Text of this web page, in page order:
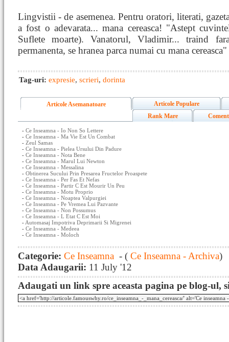
Lingvistii - de asemenea. Pentru oratori, literati,
a fost o adevarata... mana cereasca! "Astept
Suflete moarte). Vanatorul, Vladimir... traind
permanenta, se hranea parca numai cu mana
Tag-uri: expresie, scrieri, dorinta
Articole Asemanatoare
Articole Populare
Rank Mare
- Ce Inseamna - Io Non So Lettere
- Ce Inseamna - Ma Vie Est Un Combat
- Zeul Samas
- Ce Inseamna - Pielea Ursului Din Padure
- Ce Inseamna - Nota Bene
- Ce Inseamna - Marul Lui Newton
- Ce Inseamna - Messalina
- Obtinerea Sucului Prin Presarea Fructelor Proaspete
- Ce Inseamna - Per Fas Et Nefas
- Ce Inseamna - Partir C Est Mourir Un Peu
- Ce Inseamna - Motu Proprio
- Ce Inseamna - Noaptea Valpurgiei
- Ce Inseamna - Pe Vremea Lui Pazvante
- Ce Inseamna - Non Possumus
- Ce Inseamna - L Etat C Est Moi
- Automasaj Impotriva Deprimarii Si Migrenei
- Ce Inseamna - Medeea
- Ce Inseamna - Moloch
Categorie: Ce Inseamna - ( Ce Inseamna - Archiva)
Data Adaugarii: 11 July '12
Adaugati un link spre aceasta pagina pe blog-ul,